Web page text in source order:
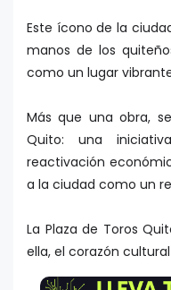
Este ícono de la
manos de los
como un lugar
Más que una obra,
Quito: una
reactivación
a la ciudad como un
La Plaza de Toros
ella, el corazón